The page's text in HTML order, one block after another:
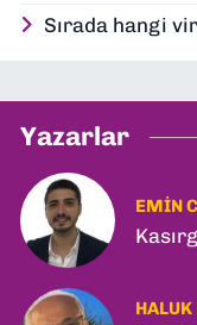
Sırada hangi
Yazarlar
EMIN
HALUK